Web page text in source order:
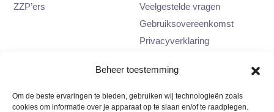
Beheer toestemming
Om de beste ervaringen te bieden, gebruiken wij technologieën zoals
cookies om informatie over je apparaat op te slaan en/of te raadplegen.
ZZP’ers
Veelgestelde vragen
Gebruiksovereenkomst
Privacyverklaring
info@samenmetmia.nl